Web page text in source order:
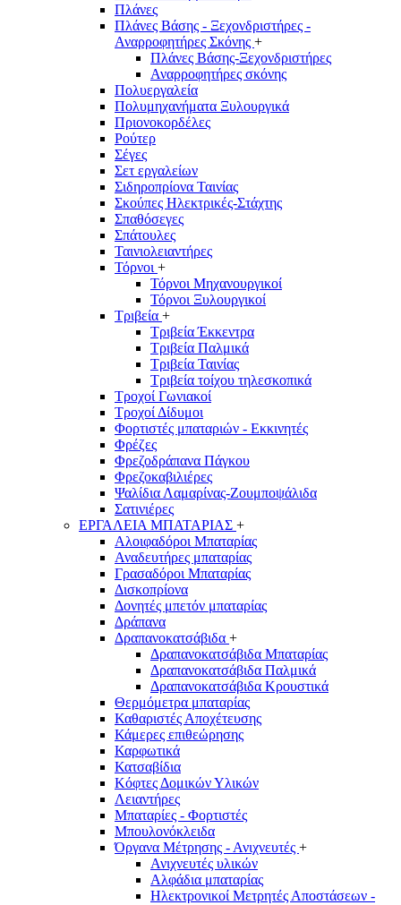
Πλάνες
Πλάνες Βάσης - Ξεχονδριστήρες -
Αναρροφητήρες Σκόνης +
Πλάνες Βάσης-Ξεχονδριστήρες
Αναρροφητήρες σκόνης
Πολυεργαλεία
Πολυμηχανήματα Ξυλουργικά
Πριονοκορδέλες
Ρούτερ
Σέγες
Σετ εργαλείων
Σιδηροπρίονα Ταινίας
Σκούπες Ηλεκτρικές-Στάχτης
Σπαθόσεγες
Σπάτουλες
Ταινιολειαντήρες
Τόρνοι +
Τόρνοι Μηχανουργικοί
Τόρνοι Ξυλουργικοί
Τριβεία +
Τριβεία Έκκεντρα
Τριβεία Παλμικά
Τριβεία Ταινίας
Τριβεία τοίχου τηλεσκοπικά
Τροχοί Γωνιακοί
Τροχοί Δίδυμοι
Φορτιστές μπαταριών - Εκκινητές
Φρέζες
Φρεζοδράπανα Πάγκου
Φρεζοκαβιλιέρες
Ψαλίδια Λαμαρίνας-Ζουμποψάλιδα
Σατινιέρες
ΕΡΓΑΛΕΙΑ ΜΠΑΤΑΡΙΑΣ +
Αλοιφαδόροι Μπαταρίας
Αναδευτήρες μπαταρίας
Γρασαδόροι Μπαταρίας
Δισκοπρίονα
Δονητές μπετόν μπαταρίας
Δράπανα
Δραπανοκατσάβιδα +
Δραπανοκατσάβιδα Μπαταρίας
Δραπανοκατσάβιδα Παλμικά
Δραπανοκατσάβιδα Κρουστικά
Θερμόμετρα μπαταρίας
Καθαριστές Αποχέτευσης
Κάμερες επιθεώρησης
Καρφωτικά
Κατσαβίδια
Κόφτες Δομικών Υλικών
Λειαντήρες
Μπαταρίες - Φορτιστές
Μπουλονόκλειδα
Όργανα Μέτρησης - Ανιχνευτές +
Ανιχνευτές υλικών
Αλφάδια μπαταρίας
Ηλεκτρονικοί Μετρητές Αποστάσεων -